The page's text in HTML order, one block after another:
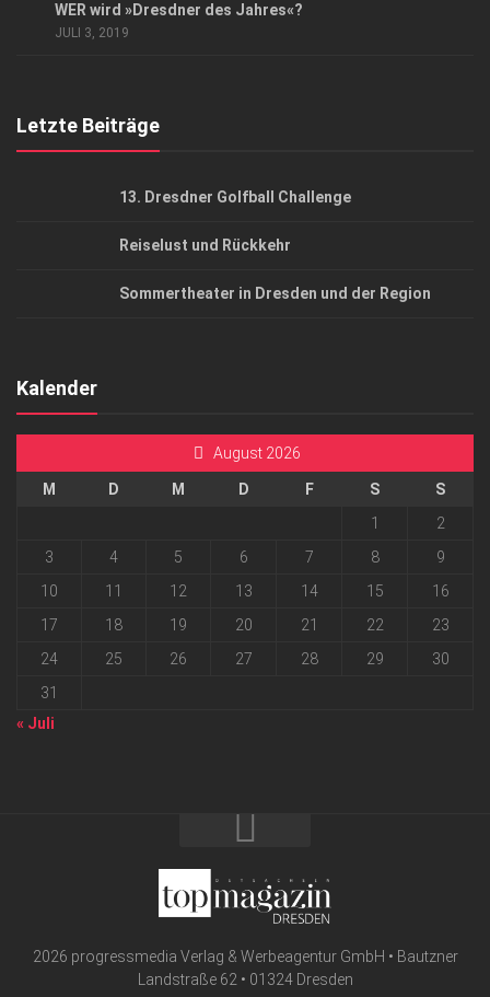
WER wird »Dresdner des Jahres«?
JULI 3, 2019
Letzte Beiträge
13. Dresdner Golfball Challenge
Reiselust und Rückkehr
Sommertheater in Dresden und der Region
Kalender
August 2026
M D M D F S
S
1
2
3
4 5 6 7 8
9
10
11 12 13 14 15
16
17
18 19 20 21 22
23
24
25 26 27 28 29
30
31
« Juli
2026 progressmedia Verlag & Werbeagentur GmbH • Bautzner
Landstraße 62 • 01324 Dresden